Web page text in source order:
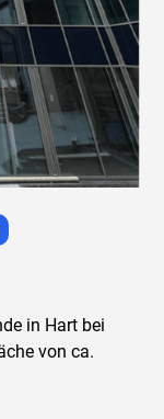
in Hart bei
von ca.